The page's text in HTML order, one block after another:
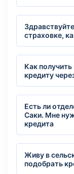
страховке,
Как
кредиту
Есть ли
Саки. Мне
кредита
Живу в
подобрать